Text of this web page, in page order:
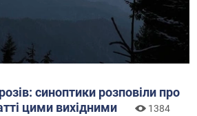
синоптики розповіли про
цими вихідними
1384